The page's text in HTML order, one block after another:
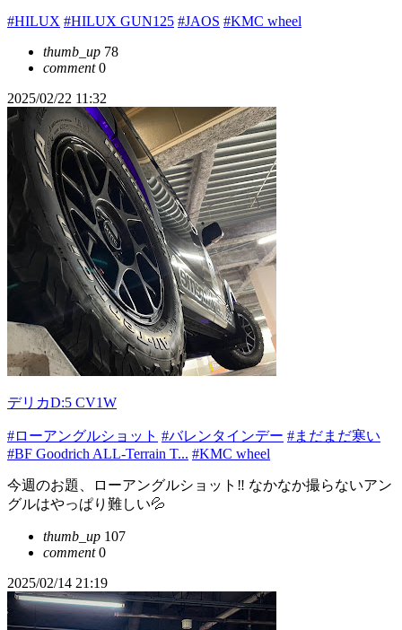
#HILUX #HILUX GUN125 #JAOS #KMC wheel
thumb_up 78
comment0
2025/02/22 11:32
デリカD:5 CV1W
#ローアングルショット #バレンタインデー #まだまだ寒い
#BF Goodrich ALL-Terrain T... #KMC wheel
今週のお題、ローアングルショット‼️ なかなか撮らないアン
グルはやっぱり難しい💦
thumb_up 107
comment0
2025/02/14 21:19